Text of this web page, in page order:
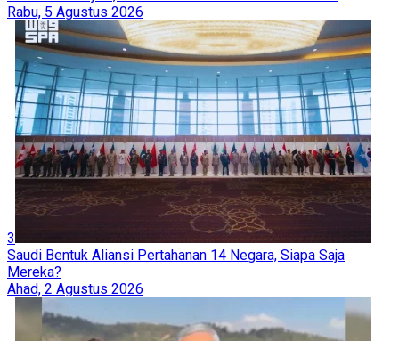
Rabu, 5 Agustus 2026
3
Saudi Bentuk Aliansi Pertahanan 14 Negara, Siapa Saja
Mereka?
Ahad, 2 Agustus 2026